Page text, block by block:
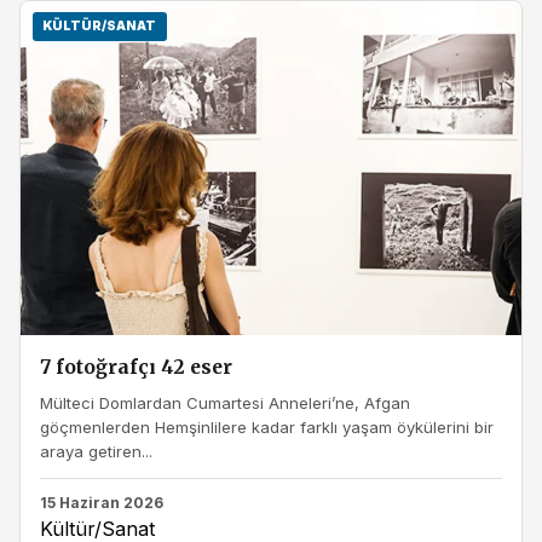
KÜLTÜR/SANAT
7 fotoğrafçı 42 eser
Mülteci Domlardan Cumartesi Anneleri’ne, Afgan
göçmenlerden Hemşinlilere kadar farklı yaşam öykülerini bir
araya getiren...
15 Haziran 2026
Kültür/Sanat